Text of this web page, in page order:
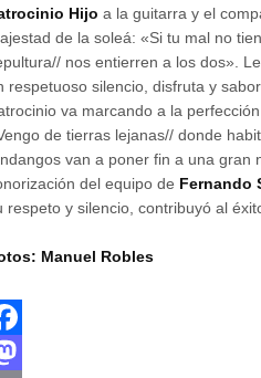
Hijoa la guitarra y el
de la soleá: «Si tu mal no
nos entierren a los dos».
respetuoso silencio, disfruta y
va marcando a la
de tierras lejanas// donde
van a poner fin a una gran
del equipo de Fernando
respeto y silencio, contribuyó al
Manuel Robles